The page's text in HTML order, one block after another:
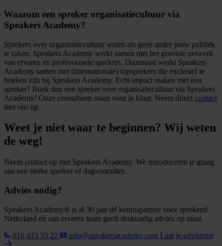
Waarom een spreker organisatiecultuur via
Speakers Academy?
Sprekers over organisatiecultuur weten als geen ander jouw publiek
te raken. Speakers Academy werkt samen met het grootste netwerk
van ervaren en professionele sprekers. Daarnaast werkt Speakers
Academy samen met (internationale) topsprekers die exclusief te
boeken zijn bij Speakers Academy. Echt impact maken met een
spreker? Boek dan een spreker over organisatiecultuur via Speakers
Academy! Onze consultants staan voor je klaar. Neem direct contact
met ons op.
Weet je niet waar te beginnen? Wij weten
de weg!
Neem contact op met Speakers Academy. We introduceren je graag
aan een sterke spreker of dagvoorzitter.
Advies nodig?
Speakers Academy® is al 30 jaar dé kennispartner voor sprekend
Nederland en ons ervaren team geeft deskundig advies op maat.
010 433 33 22
info@speakersacademy.com Laat je adviseren